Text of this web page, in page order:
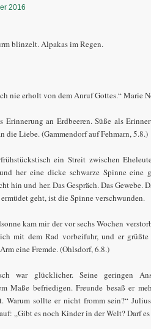
2016
blinzelt. Alpakas im Regen.
nie erholt von dem Anruf Gottes.“ Marie
Erinnerung an Erdbeeren. Süße als
die Liebe. (Gammendorf auf Fehmarn, 5.8.)
ein Streit zwischen
her eine dicke schwarze Spinne eine
hin und her. Das Gespräch. Das Gewebe.
ermüdet geht, ist die Spinne verschwunden.
kam mir der vor sechs Wochen
mit dem Rad vorbeifuhr, und er
eine Fremde. (Ohlsdorf, 6.8.)
war glücklicher. Seine geringen
Maße befriedigen. Freunde besaß er
Warum sollte er nicht fromm sein?“
„Gibt es noch Kinder in der Welt? Darf es